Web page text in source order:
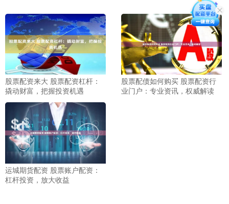
股票配资来大 股票配资杠杆：
撬动财富，把握投资机遇
股票配债如何购买 股票配资行
业门户：专业资讯，权威解读
运城期货配资 股票账户配资：
杠杆投资，放大收益